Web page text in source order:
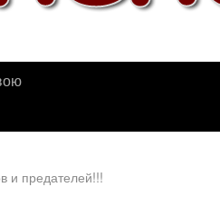
и предателей!!!